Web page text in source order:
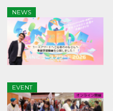
NEWS
EVENT